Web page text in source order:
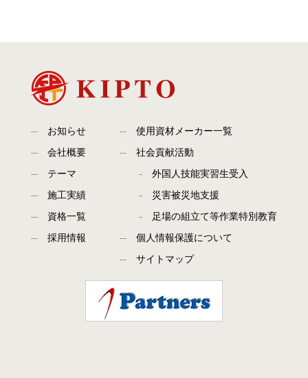
お知らせ
会社概要
テーマ
施工実績
資格一覧
採用情報
使用資材メーカー一覧
社会貢献活動
外国人技能実習生受入
災害被災地支援
足場の組立て等作業特別教育
個人情報保護について
サイトマップ